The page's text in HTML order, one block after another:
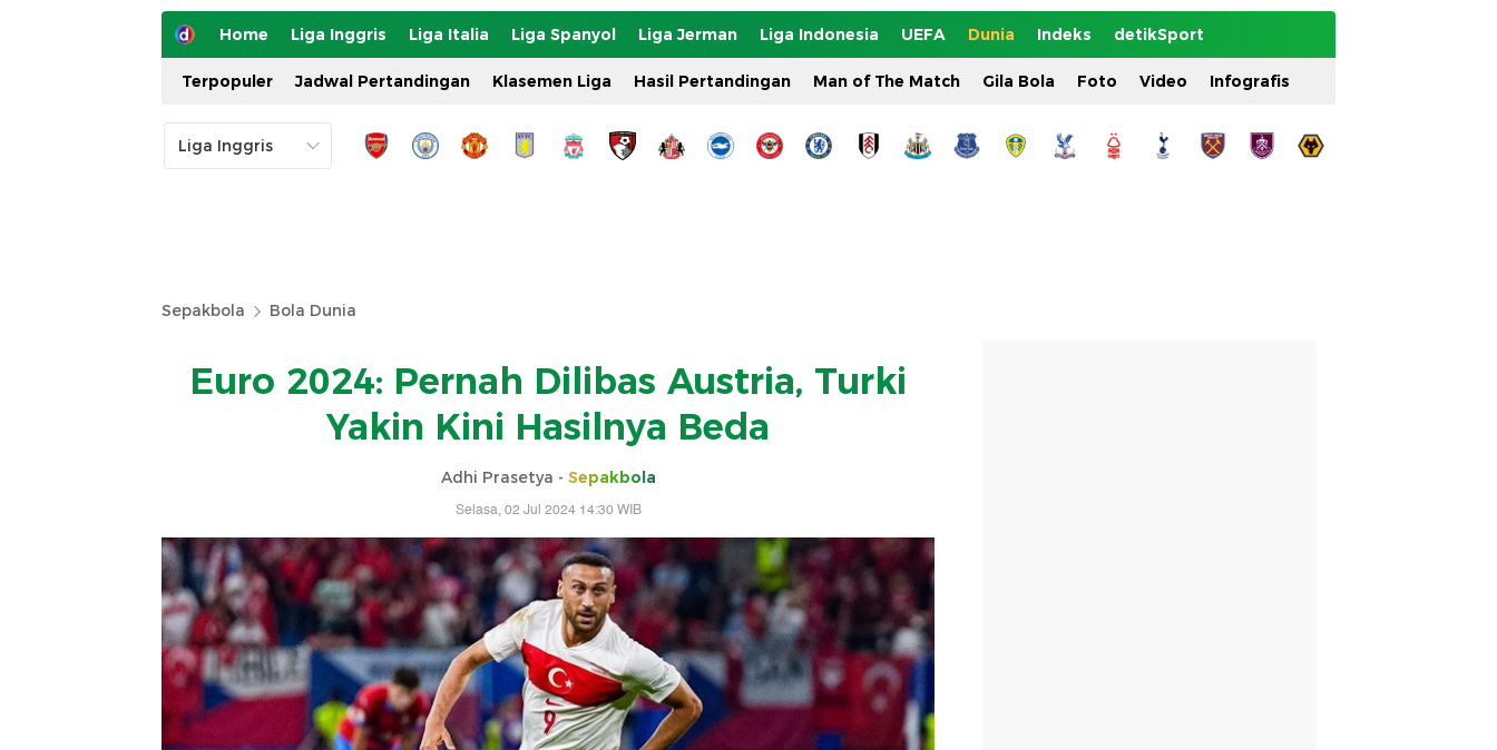
Home Liga Inggris Liga Italia Liga Spanyol Liga Jerman Liga Indonesia UEFA Dunia Indeks detikSport
Terpopuler Jadwal Pertandingan Klasemen Liga Hasil Pertandingan Man of The Match Gila Bola Foto Video Infografis
Sepakbola Bola Dunia
Euro 2024: Pernah Dilibas Austria, Turki
Yakin Kini Hasilnya Beda
Adhi Prasetya - Sepakbola
Selasa, 02 Jul 2024 14:30 WIB